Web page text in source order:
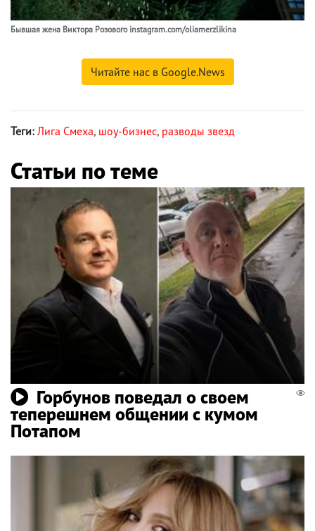
Бывшая жена Виктора Розового instagram.com/oliamerzlikina
Читайте нас в Google.News
Теги: Лига Смеха, шоу-бизнес, разводы звезд
Статьи по теме
Горбунов поведал о своем
теперешнем общении с кумом
Потапом